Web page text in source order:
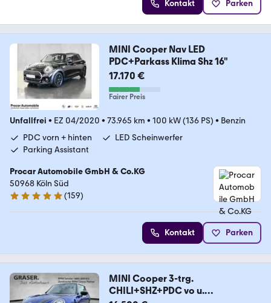
Kontakt Parken
MINI Cooper Nav LED
PDC+Parkass Klima Shz 16"
17.170 €
Fairer Preis
Unfallfrei • EZ 04/2020 • 73.965 km • 100 kW (136 PS) • Benzin
PDC vorn + hinten
LED Scheinwerfer
Parking Assistant
Procar Automobile GmbH & Co.KG
50968 Köln Süd
4.8 Sterne
(159)
Kontakt Parken
MINI Cooper 3-trg.
CHILI+SHZ+PDC vo u.